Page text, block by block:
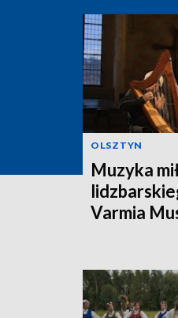
OLSZTYN
Muzyka
Varmia